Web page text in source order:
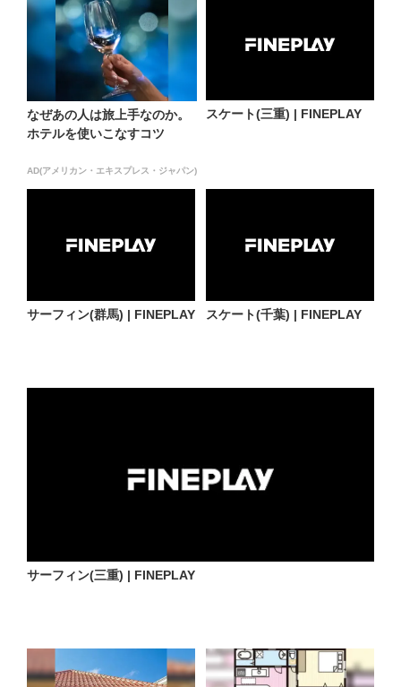
なぜあの人は旅上手なのか。
ホテルを使いこなすコツ
AD(アメリカン・エキスプレス・ジャパン)
スケート(三重) | FINEPLAY
サーフィン(群馬) | FINEPLAY スケート(千葉) | FINEPLAY
サーフィン(三重) | FINEPLAY